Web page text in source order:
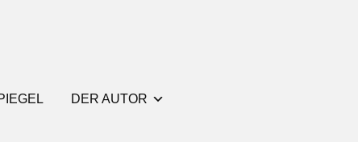
DER AUTOR